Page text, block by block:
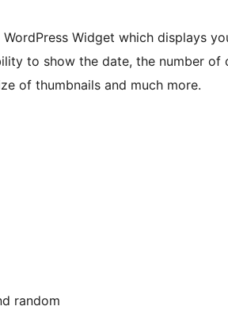
Widget which displays
to show the date, the number of
of thumbnails and much more.
random